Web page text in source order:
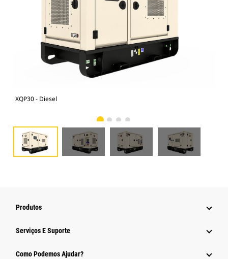
XQP30 - Diesel
Produtos
Serviços E Suporte
Como Podemos Ajudar?